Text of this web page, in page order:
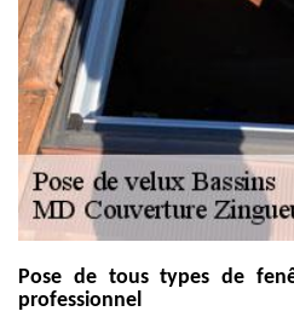
Pose de tous types de
professionnel